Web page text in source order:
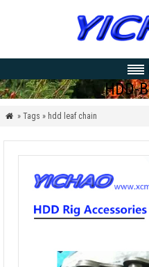
HDD-
 » Tags » hdd leaf chain